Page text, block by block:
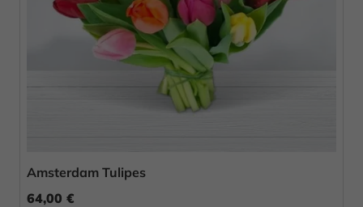
Amsterdam Tulipes
64,00 €